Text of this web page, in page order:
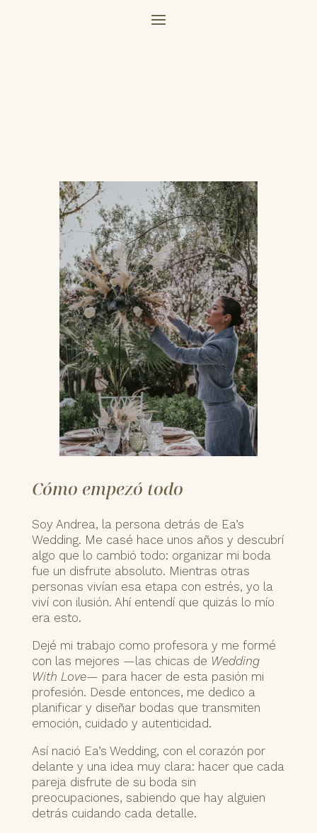
Cómo empezó todo
Soy Andrea, la persona detrás de Ea’s
Wedding. Me casé hace unos años y descubrí
algo que lo cambió todo: organizar mi boda
fue un disfrute absoluto. Mientras otras
personas vivían esa etapa con estrés, yo la
viví con ilusión. Ahí entendí que quizás lo mío
era esto.
Dejé mi trabajo como profesora y me formé
con las mejores —las chicas de Wedding
With Love— para hacer de esta pasión mi
profesión. Desde entonces, me dedico a
planificar y diseñar bodas que transmiten
emoción, cuidado y autenticidad.
Así nació Ea’s Wedding, con el corazón por
delante y una idea muy clara: hacer que cada
pareja disfrute de su boda sin
preocupaciones, sabiendo que hay alguien
detrás cuidando cada detalle.